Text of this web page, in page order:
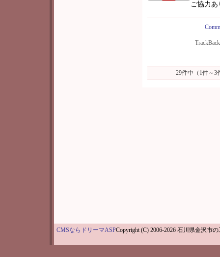
ご協力
29件中（1件～
CMSならドリーマASPCopyright (C) 2006-2026 石川県金沢市